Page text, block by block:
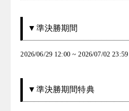
▼準決勝期間
2026/06/29 12:00 ~ 2026/07/02 23:59
▼準決勝期間特典